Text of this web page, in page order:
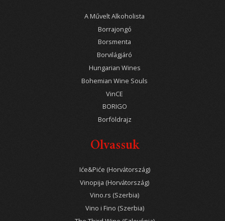
A Művelt Alkoholista
Borrajongó
Borsmenta
Borvilágjáró
Hungarian Wines
Bohemian Wine Souls
VinCE
BORIGO
Borföldrajz
Olvassuk
Iće&Piće (Horvátország)
Vinopija (Horvátország)
Vino.rs (Szerbia)
Vino i Fino (Szerbia)